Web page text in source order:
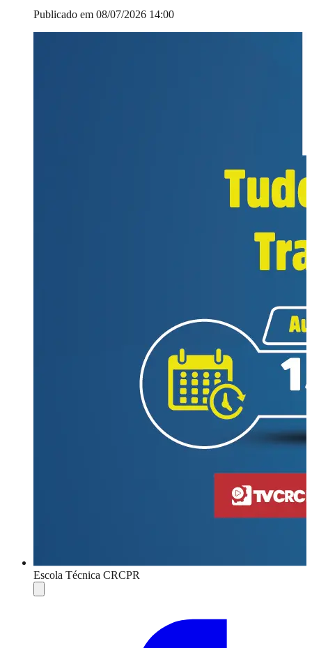
Publicado em 08/07/2026 14:00
Escola Técnica CRCPR
Compartilhar